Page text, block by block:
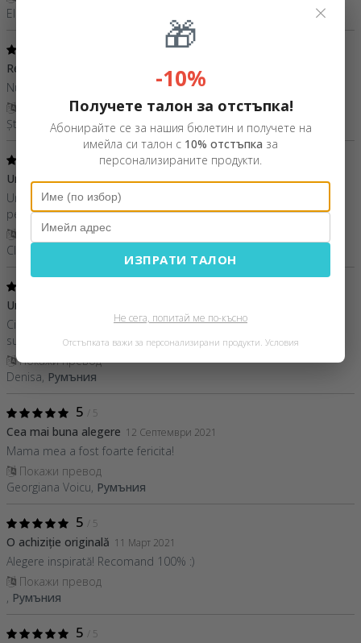
Elena,
Recomand
Nu știu ce gust are ciocolata dar produsul arată drăguț.
Покажи превод
Ștefăniță-Alexandru,Румъния
Un cadou original 23 Май 2023
Un cadou deosebit, special, foarte frumos faptul că se poate
personaliza cu orice mesaj și nume !!
Покажи превод
Claudiu,
Un cadou special ?
Ciocolata personalizata este un cadou special ,ambalajul este
super frumos ,ciocolata nu s-a topit !Recomand!
Покажи превод
Denisa, Румъния
5 / 5
Cea mai buna alegere 12 Септември 2021
Mama mea a fost foarte fericita!
Покажи превод
Georgiana Voicu, Румъния
5 / 5
O achiziție originală 11 Март 2021
Alegere inspirată! Recomand 100% :)
Покажи превод
, Румъния
5 / 5
×
🎁
-10%
Получете талон за отстъпка!
Абонирайте се за нашия бюлетин и получете на
имейла си талон с 10% отстъпка за
персонализираните продукти.
ИЗПРАТИ ТАЛОН
Не сега, попитай ме по-късно
Отстъпката важи за персонализирани продукти. Условия